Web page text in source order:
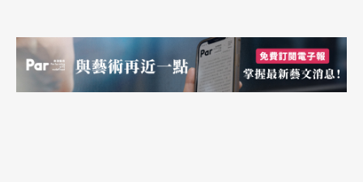
Q：談談您和卡薩爾斯（P. Casals ） 的會面好嗎？您
曾演奏巴赫《第二號d小調組曲》給他聽、並受其指